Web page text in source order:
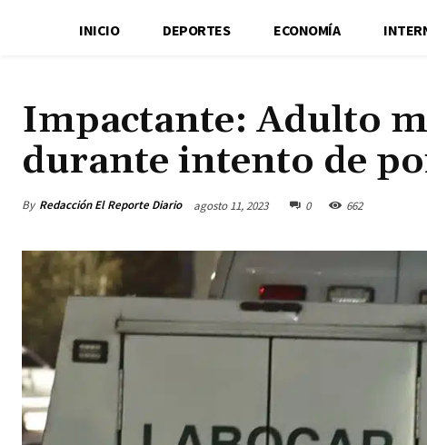
INICIO DEPORTES ECONOMÍA
Impactante: Adulto
durante intento de
By Redacción El Reporte Diario agosto 11, 2023 0 662